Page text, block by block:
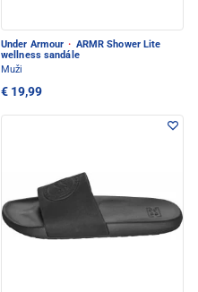
Under Armour · ARMR Shower Lite
wellness sandále
Muži
€ 19,99